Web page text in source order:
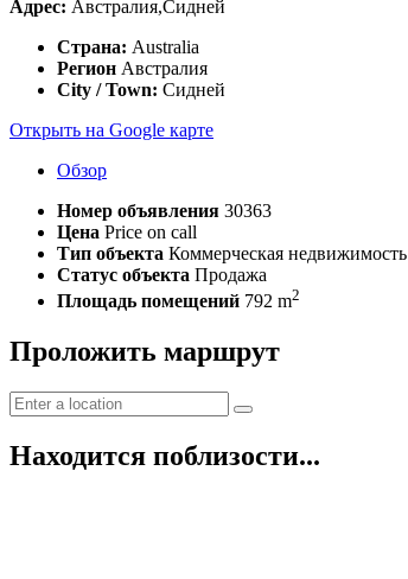
Адрес: Австралия,Сидней
Страна: Australia
Регион Австралия
City / Town: Сидней
Открыть на Google карте
Обзор
Номер объявления 30363
Цена Price on call
Тип объекта Коммерческая недвижимость
Статус объекта Продажа
Площадь помещений 792 m2
Проложить маршрут
Находится поблизости...